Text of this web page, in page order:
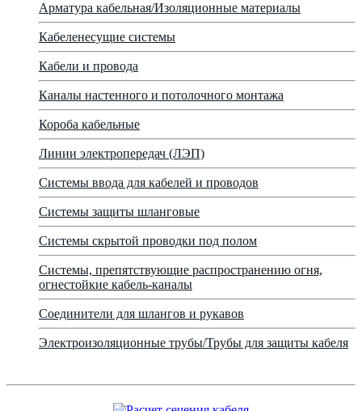
Арматура кабельная/Изоляционные материалы
Кабеленесущие системы
Кабели и провода
Каналы настенного и потолочного монтажа
Короба кабельные
Линии электропередач (ЛЭП)
Системы ввода для кабелей и проводов
Системы защиты шланговые
Системы скрытой проводки под полом
Системы, препятствующие распространению огня,
огнестойкие кабель-каналы
Соединители для шлангов и рукавов
Электроизоляционные трубы/Трубы для защиты кабеля